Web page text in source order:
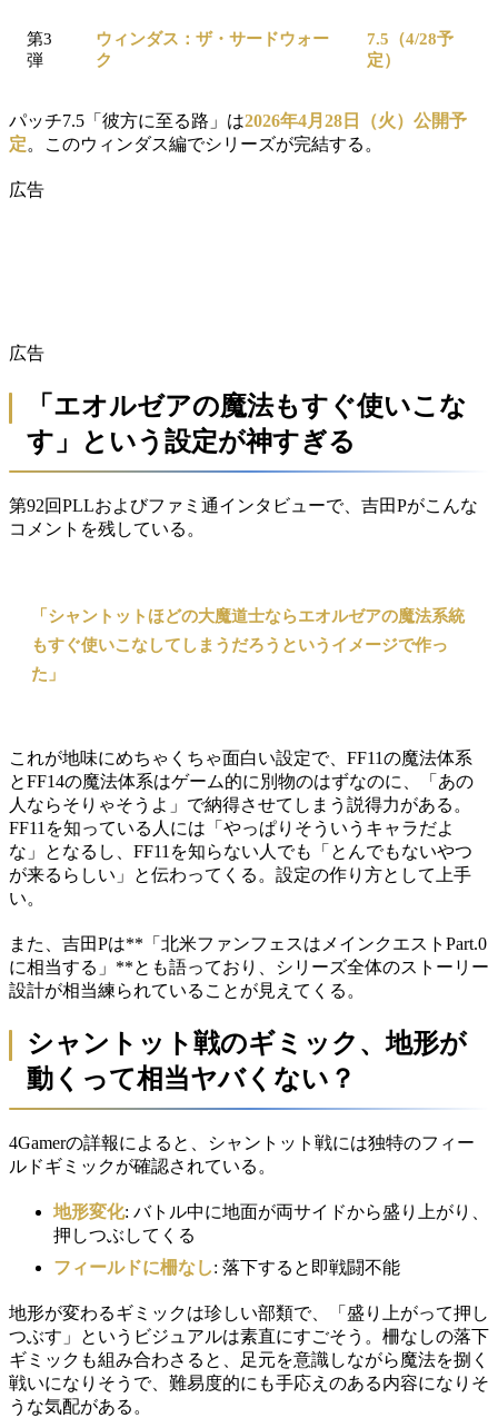
第3
弾
ウィンダス：ザ・サードウォー
ク
7.5（4/28予
定）
パッチ7.5「彼方に至る路」は2026年4月28日（火）公開予
定。このウィンダス編でシリーズが完結する。
広告
広告
「エオルゼアの魔法もすぐ使いこな
す」という設定が神すぎる
第92回PLLおよびファミ通インタビューで、吉田Pがこんな
コメントを残している。
「シャントットほどの大魔道士ならエオルゼアの魔法系統
もすぐ使いこなしてしまうだろうというイメージで作っ
た」
これが地味にめちゃくちゃ面白い設定で、FF11の魔法体系
とFF14の魔法体系はゲーム的に別物のはずなのに、「あの
人ならそりゃそうよ」で納得させてしまう説得力がある。
FF11を知っている人には「やっぱりそういうキャラだよ
な」となるし、FF11を知らない人でも「とんでもないやつ
が来るらしい」と伝わってくる。設定の作り方として上手
い。
また、吉田Pは**「北米ファンフェスはメインクエストPart.0
に相当する」**とも語っており、シリーズ全体のストーリー
設計が相当練られていることが見えてくる。
シャントット戦のギミック、地形が
動くって相当ヤバくない？
4Gamerの詳報によると、シャントット戦には独特のフィー
ルドギミックが確認されている。
地形変化: バトル中に地面が両サイドから盛り上がり、
押しつぶしてくる
フィールドに柵なし: 落下すると即戦闘不能
地形が変わるギミックは珍しい部類で、「盛り上がって押し
つぶす」というビジュアルは素直にすごそう。柵なしの落下
ギミックも組み合わさると、足元を意識しながら魔法を捌く
戦いになりそうで、難易度的にも手応えのある内容になりそ
うな気配がある。